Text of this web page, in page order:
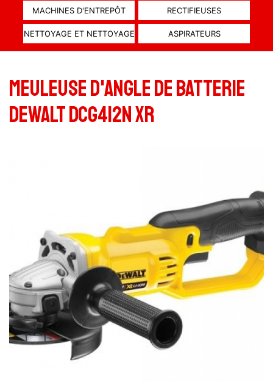
MACHINES D'ENTREPÔT RECTIFIEUSES
NETTOYAGE ET NETTOYAGE ASPIRATEURS
Meuleuse d'angle de batterie
DeWalt DCG412N XR